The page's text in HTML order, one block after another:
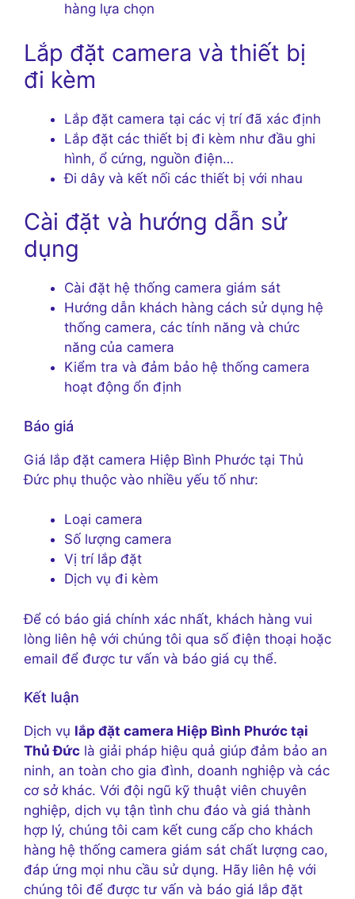
hàng lựa chọn
Lắp đặt camera và thiết bị
đi kèm
Lắp đặt camera tại các vị trí đã xác định
Lắp đặt các thiết bị đi kèm như đầu ghi
hình, ổ cứng, nguồn điện…
Đi dây và kết nối các thiết bị với nhau
Cài đặt và hướng dẫn sử
dụng
Cài đặt hệ thống camera giám sát
Hướng dẫn khách hàng cách sử dụng hệ
thống camera, các tính năng và chức
năng của camera
Kiểm tra và đảm bảo hệ thống camera
hoạt động ổn định
Báo giá
Giá lắp đặt camera Hiệp Bình Phước tại Thủ
Đức phụ thuộc vào nhiều yếu tố như:
Loại camera
Số lượng camera
Vị trí lắp đặt
Dịch vụ đi kèm
Để có báo giá chính xác nhất, khách hàng vui
lòng liên hệ với chúng tôi qua số điện thoại hoặc
email để được tư vấn và báo giá cụ thể.
Kết luận
Dịch vụ lắp đặt camera Hiệp Bình Phước tại
Thủ Đức là giải pháp hiệu quả giúp đảm bảo an
ninh, an toàn cho gia đình, doanh nghiệp và các
cơ sở khác. Với đội ngũ kỹ thuật viên chuyên
nghiệp, dịch vụ tận tình chu đáo và giá thành
hợp lý, chúng tôi cam kết cung cấp cho khách
hàng hệ thống camera giám sát chất lượng cao,
đáp ứng mọi nhu cầu sử dụng. Hãy liên hệ với
chúng tôi để được tư vấn và báo giá lắp đặt